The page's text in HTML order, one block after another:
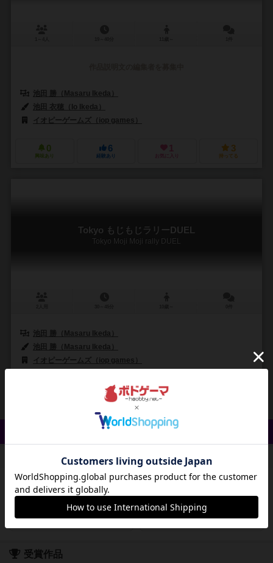
池田 勝（Masaru Ikeda）
池田 衣穂（Io Ikeda）
イオピーゲームズ（iop games）
0
興味あり
6
経験あり
1
お気に入り
3
持ってる
Tokyo もじもじラリーDUEL
Tokyo Moji Moji rally DUEL
池田 勝（Masaru Ikeda）
池田 勝（Masaru Ikeda）
イオピーゲームズ（iop games）
0
経験あり お気に入り
最近登録された順
レビューあり 画像あり
受賞作品